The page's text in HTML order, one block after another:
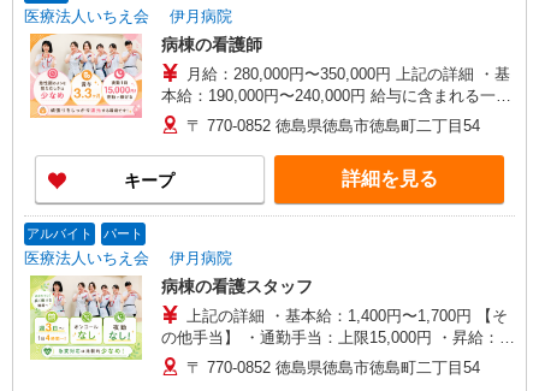
医療法人いちえ会 伊月病院
病棟の看護師
月給：280,000円〜350,000円 上記の詳細 ・基
本給：190,000円〜240,000円 給与に含まれる一律
手当 ・資格手当：20,000円〜30,000円 ・夜勤手
当：60,000円（4回分） ・休日手当：10,000円（2
回分） ★想定年収：400万以上 （月給×12＋平均
3.3ヶ月（前年度実績）） 【その他手当・昇給・
賞与】 ・夜勤手当：15,000円/回 ・休日手当：
給：1〜2％（前年度実績） ・賞与：年2回/平均3.3
〒 770-0852 徳島県徳島市徳島町二丁目54
キープ 詳細を見る
アルバイト パート
医療法人いちえ会 伊月病院
病棟の看護スタッフ
上記の詳細 ・基本給：1,400円〜1,700円 【そ
の他手当】 ・通勤手当：上限15,000円 ・昇給：
10円〜100円（前年度実績） 試用期間：3ヶ月（同
条件）
〒 770-0852 徳島県徳島市徳島町二丁目54